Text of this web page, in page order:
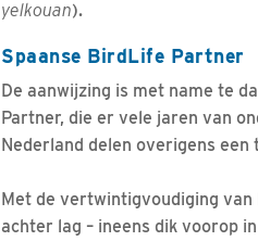
yelkouan).
Spaanse BirdLife Partner
De aanwijzing is met name te
Partner, die er vele jaren van
Nederland delen overigens
Met de vertwintigvoudiging
achter lag – ineens dik voorop